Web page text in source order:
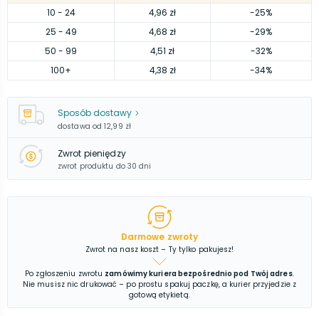
10 - 24 4,96 zł
-25%
25 - 49 4,68 zł
-29%
50 - 99 4,51 zł
-32%
100+ 4,38 zł -34%
Sposób dostawy
dostawa od 12,99 zł
Zwrot pieniędzy
zwrot produktu do 30 dni
Darmowe zwroty
Zwrot na nasz koszt – Ty tylko pakujesz!
Po zgłoszeniu zwrotu zamówimy kuriera bezpośrednio pod Twój adres.
Nie musisz nic drukować – po prostu spakuj paczkę, a kurier przyjedzie z
gotową etykietą.